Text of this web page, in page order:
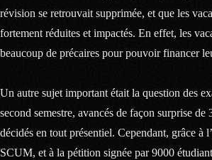
révision se retrouvait supprimée, et que les
fortement réduites et impactés. En effet, les
beaucoup de précaires pour pouvoir financer
Un autre sujet important était la question des
second semestre, avancés de façon surprise de
décidés en tout présentiel. Cependant, grâce à
SCUM, et à la pétition signée par 9000